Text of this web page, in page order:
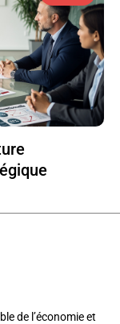
de l’économie et